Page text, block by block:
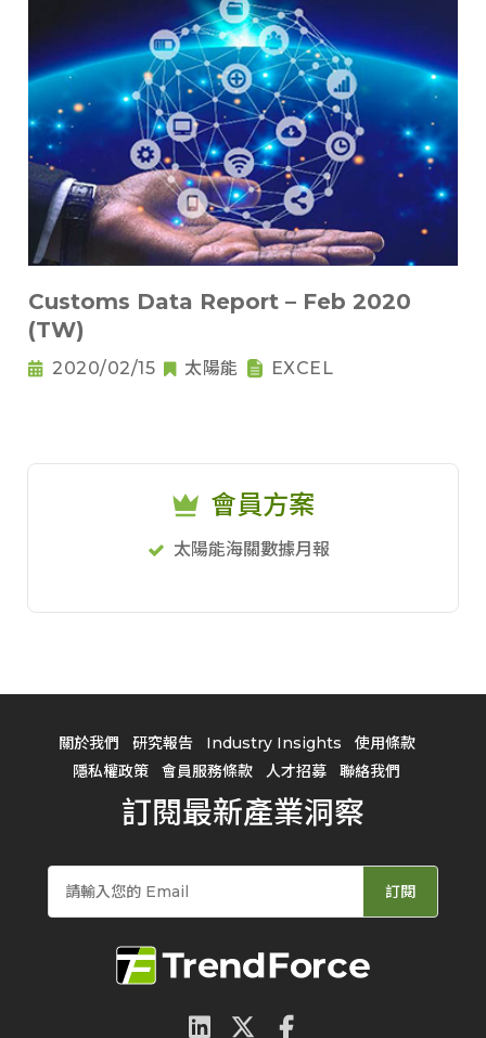
Customs Data Report – Feb 2020
(TW)
2020/02/15 太陽能 EXCEL
會員方案
太陽能海關數據月報
關於我們 研究報告 Industry Insights
使用條款
隱私權政策
會員服務條款 人才招募 聯絡我們
訂閱最新產業洞察
訂閱